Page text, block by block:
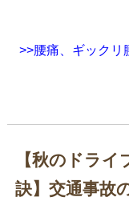
>>腰痛、ギックリ
【秋のドラ
訣】交通事故